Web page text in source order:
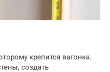
крепится вагонка.
создать